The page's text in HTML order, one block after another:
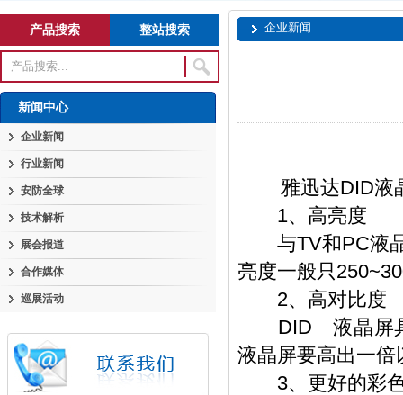
产品搜索 整站搜索
新闻中心
企业新闻
行业新闻
安防全球
技术解析
展会报道
合作媒体
巡展活动
企业新闻
雅迅达DID液
1、高亮度
与TV和PC液晶
亮度一般只
2、高对比度
DID 液晶屏具
液晶屏要高出一
3、更好的彩